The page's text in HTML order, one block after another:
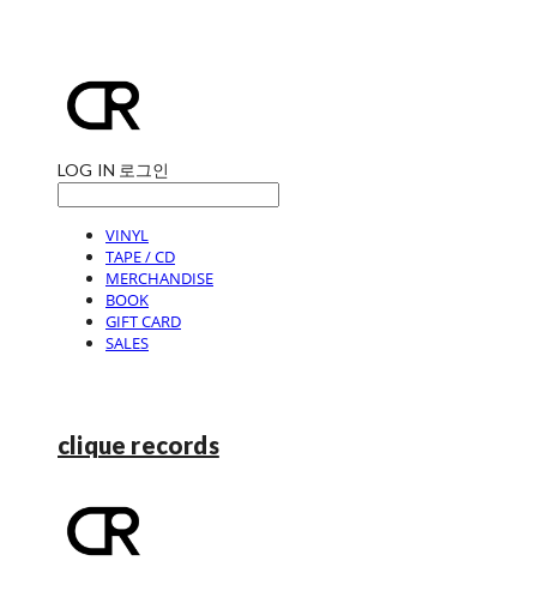
LOG IN 로그인
VINYL
TAPE / CD
MERCHANDISE
BOOK
GIFT CARD
SALES
clique records